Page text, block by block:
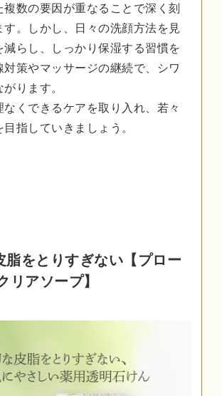
複数の要因が重なることで深く刻
す。しかし、日々の洗顔方法を見
減らし、しっかり保湿する習慣を
対策やマッサージの継続で、シワ
ります。
くできるケアを取り入れ、若々
指していきましょう。
脂をとりすぎない【プロー
リアソープ】